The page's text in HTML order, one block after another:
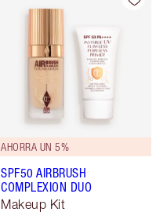
AHORRA UN 5%
SPF50 AIRBRUSH
COMPLEXION DUO
Makeup Kit